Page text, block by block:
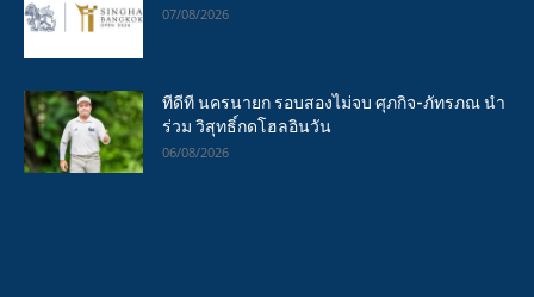
07/08/2026
ทีดีที นครนายก รอบสองไม่จบ ศุภกิจ-ภัทรภณ นำ
ร่วม วิสุทธิ์กดโฮลอินวัน
06/08/2026